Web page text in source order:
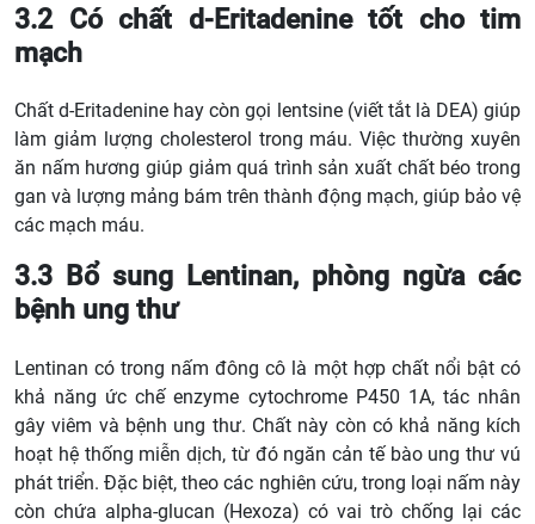
3.2 Có chất d-Eritadenine tốt cho tim
mạch
Chất d-Eritadenine hay còn gọi lentsine (viết tắt là DEA) giúp
làm giảm lượng cholesterol trong máu.Việc thường xuyên
ăn nấm hương giúp giảm quá trình sản xuất chất béo trong
gan và lượng mảng bám trên thành động mạch, giúp bảo vệ
các mạch máu.
3.3 Bổ sung Lentinan, phòng ngừa các
bệnh ung thư
Lentinan có trong nấm đông cô là một hợp chất nổi bật có
khả năng ức chế enzyme cytochrome P450 1A, tác nhân
gây viêm và bệnh ung thư. Chất này còn có khả năng kích
hoạt hệ thống miễn dịch, từ đó ngăn cản tế bào ung thư vú
phát triển. Đặc biệt, theo các nghiên cứu, trong loại nấm này
còn chứa alpha-glucan (Hexoza) có vai trò chống lại các